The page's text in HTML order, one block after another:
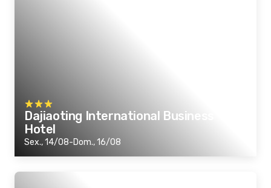
Dajiaoting International Business
Hotel
Sex., 14/08-Dom., 16/08